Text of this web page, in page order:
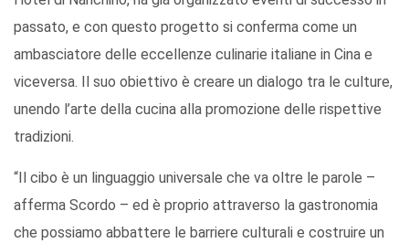
passato, e con questo progetto si conferma come un
ambasciatore delle eccellenze culinarie italiane in Cina e
viceversa. Il suo obiettivo è creare un dialogo tra le culture,
unendo l’arte della cucina alla promozione delle rispettive
tradizioni.
“Il cibo è un linguaggio universale che va oltre le parole –
afferma Scordo – ed è proprio attraverso la gastronomia
che possiamo abbattere le barriere culturali e costruire un